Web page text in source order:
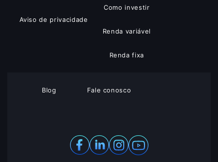
Aviso de privacidade
Como investir
Renda variável
Renda fixa
Blog Fale conosco